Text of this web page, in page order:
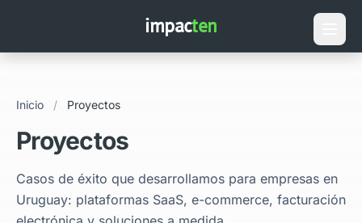
impacten
Inicio / Proyectos
Proyectos
Casos de éxito que desarrollamos para empresas en
Uruguay: plataformas SaaS, e-commerce, facturación